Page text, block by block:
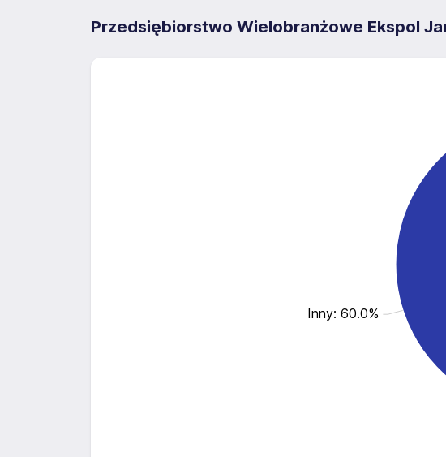
Przedsiębiorstwo Wielobranżowe Ekspol
Inny: 60.0%